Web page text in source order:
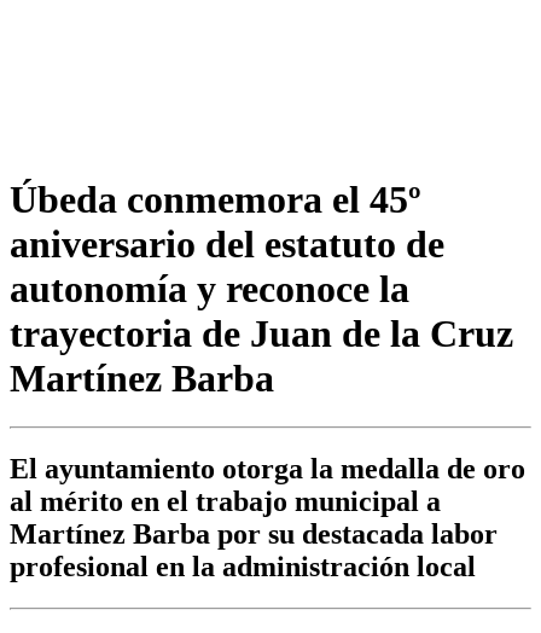
Úbeda conmemora el 45º
aniversario del estatuto de
autonomía y reconoce la
trayectoria de Juan de la Cruz
Martínez Barba
El ayuntamiento otorga la medalla de oro
al mérito en el trabajo municipal a
Martínez Barba por su destacada labor
profesional en la administración local